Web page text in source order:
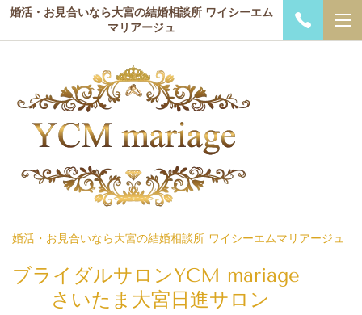
婚活・お見合いなら大宮の結婚相談所 ワイシーエム
マリアージュ
婚活・お見合いなら大宮の結婚相談所 ワイシーエムマリアージュ
ブライダルサロンYCM mariage
さいたま大宮日進サロン